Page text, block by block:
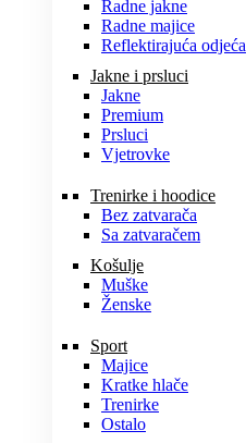
Radne jakne
Radne majice
Reflektirajuća odjeća
Jakne i prsluci
Jakne
Premium
Prsluci
Vjetrovke
Trenirke i hoodice
Bez zatvarača
Sa zatvaračem
Košulje
Muške
Ženske
Sport
Majice
Kratke hlače
Trenirke
Ostalo